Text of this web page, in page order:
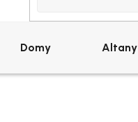
Domy Altany